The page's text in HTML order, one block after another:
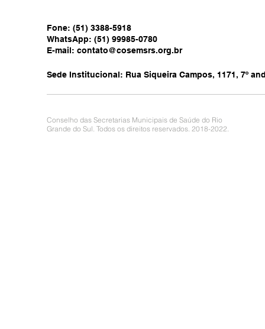
Fone: (51) 3388-5918
WhatsApp: (51) 99985-0780
E-mail: contato@cosemsrs.org.br
Sede Institucional: Rua Siqueira Campos, 1171, 7º
Conselho das Secretarias Municipais de Saúde do Rio
Grande do Sul. Todos os direitos reservados. 2018-2022.